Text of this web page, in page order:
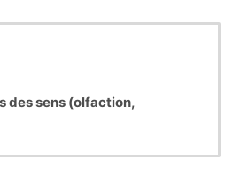
des sens (olfaction,